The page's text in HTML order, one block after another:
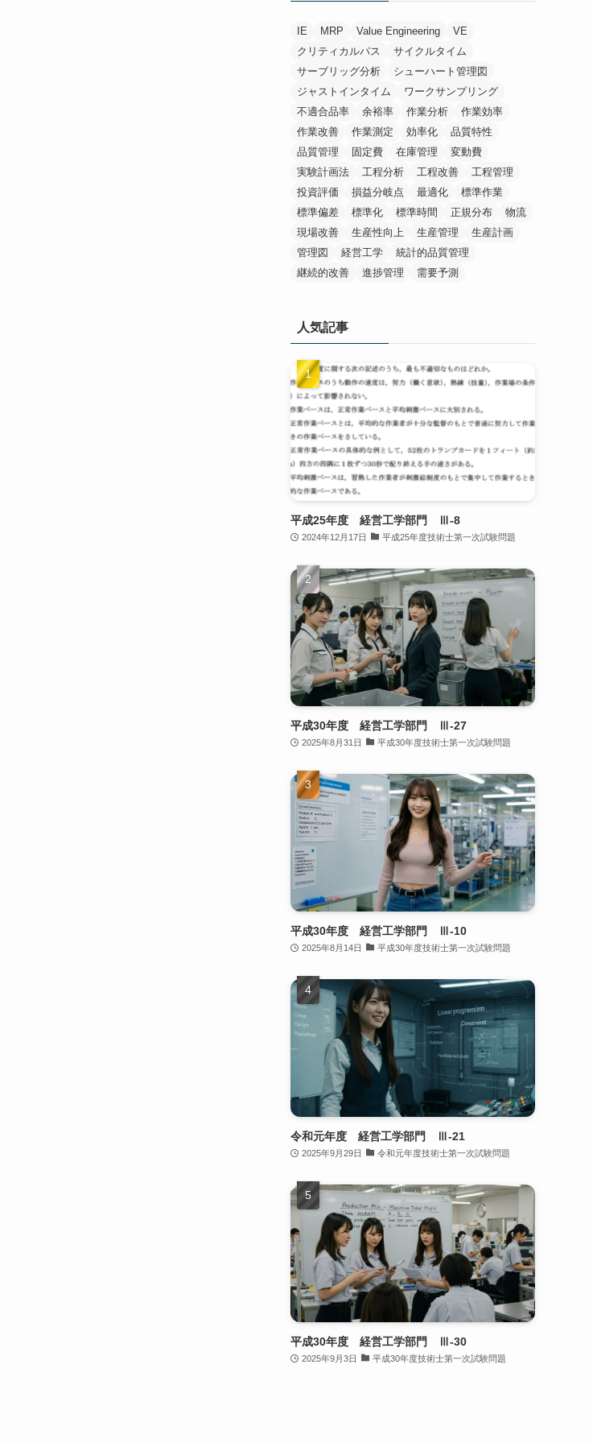
IE MRP Value Engineering
VE
クリティカルパス
サイクルタイム
サーブリッグ分析
シューハート管理図
ジャストインタイム
ワークサンプリング
不適合品率
余裕率 作業分析
作業効率
作業改善
作業測定 効率化
品質特性
品質管理
固定費 在庫管理
変動費
実験計画法
工程分析 工程改善
工程管理
投資評価
損益分岐点 最適化
標準作業
標準偏差
標準化 標準時間 正規分布
物流
現場改善
生産性向上 生産管理
生産計画
管理図
経営工学
統計的品質管理
継続的改善
進捗管理 需要予測
人気記事
平成25年度 経営工学部門 Ⅲ-8
2024年12月17日 平成25年度技術士第一次試験問題
平成30年度 経営工学部門 Ⅲ-27
2025年8月31日 平成30年度技術士第一次試験問題
平成30年度 経営工学部門 Ⅲ-10
2025年8月14日 平成30年度技術士第一次試験問題
令和元年度 経営工学部門 Ⅲ-21
2025年9月29日 令和元年度技術士第一次試験問題
平成30年度 経営工学部門 Ⅲ-30
2025年9月3日 平成30年度技術士第一次試験問題